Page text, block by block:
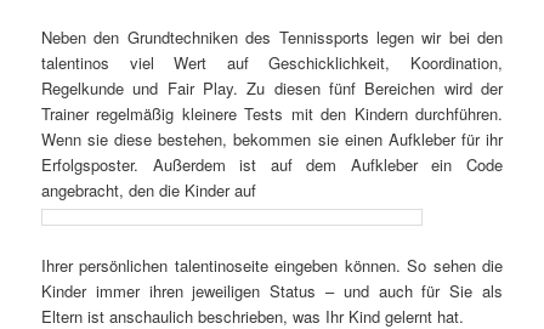
Neben den Grundtechniken des Tennissports legen wir bei den
talentinos viel Wert auf Geschicklichkeit, Koordination,
Regelkunde und Fair Play. Zu diesen fünf Bereichen wird der
Trainer regelmäßig kleinere Tests mit den Kindern durchführen.
Wenn sie diese bestehen, bekommen sie einen Aufkleber für ihr
Erfolgsposter. Außerdem ist auf dem Aufkleber ein Code
angebracht, den die Kinder auf
Ihrer persönlichen talentinoseite eingeben können. So sehen die
Kinder immer ihren jeweiligen Status – und auch für Sie als
Eltern ist anschaulich beschrieben, was Ihr Kind gelernt hat.